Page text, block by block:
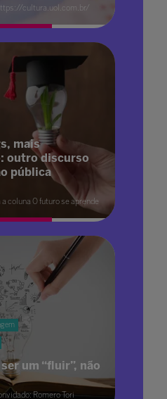
cultura.uol.com.br/
mais
outro discurso
pública
coluna O futuro se aprende
um “fluir”, não
Romero Tori